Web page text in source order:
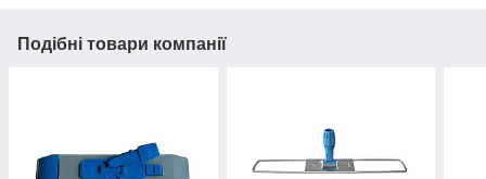
Подібні товари компанії